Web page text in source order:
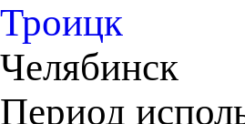
Троицк
Челябинск
Период